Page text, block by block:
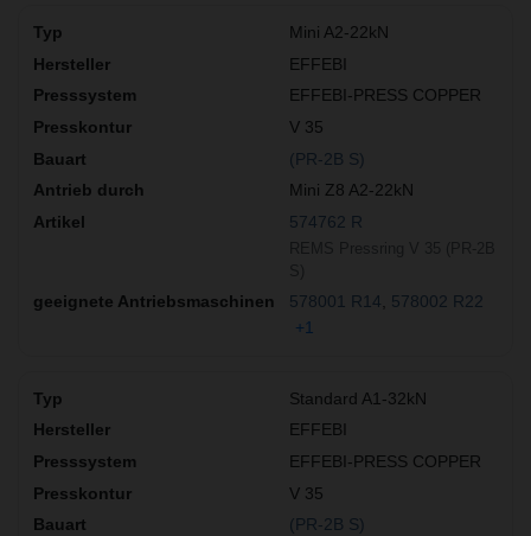
Mini A2-22kN
EFFEBI
EFFEBI-PRESS COPPER
V 35
(PR-2B S)
Mini Z8 A2-22kN
574762 R
578001 R14
578002 R22
+1
Standard A1-32kN
EFFEBI
EFFEBI-PRESS COPPER
V 35
(PR-2B S)